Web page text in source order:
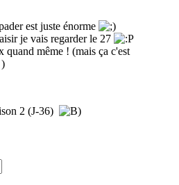
est juste énorme
je vais regarder le 27
quand même ! (mais ça c'est
)
2 (J-36)